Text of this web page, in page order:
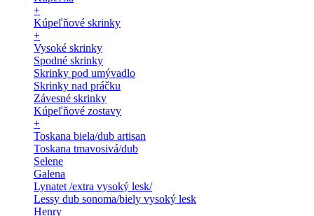
+
Kúpeľňové skrinky
+
Vysoké skrinky
Spodné skrinky
Skrinky pod umývadlo
Skrinky nad práčku
Závesné skrinky
Kúpeľňové zostavy
+
Toskana biela/dub artisan
Toskana tmavosivá/dub
Selene
Galena
Lynatet /extra vysoký lesk/
Lessy dub sonoma/biely vysoký lesk
Henry